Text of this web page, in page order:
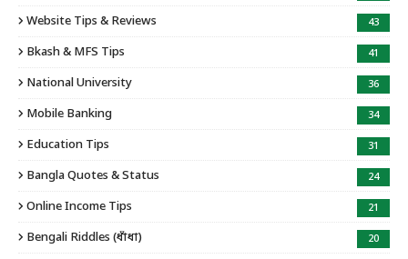
Website Tips & Reviews 43
Bkash & MFS Tips 41
National University 36
Mobile Banking 34
Education Tips 31
Bangla Quotes & Status 24
Online Income Tips 21
Bengali Riddles (ধাঁধা) 20